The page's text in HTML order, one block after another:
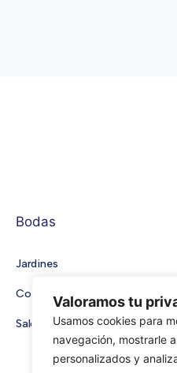
Valoramos tu
Usamos cookies para
navegación, mostrarle
personalizados y
Bodas
Jardines
Cortijos
Salones